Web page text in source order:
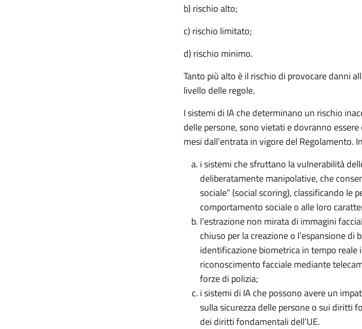
b) rischio alto;
c) rischio limitato;
d) rischio minimo.
Tanto più alto è il rischio di provocare danni
livello delle regole.
I sistemi di IA che determinano un rischio
delle persone, sono vietati e dovranno
mesi dall’entrata in vigore del Regolamento.
i sistemi che sfruttano la vulnerabilità
deliberatamente manipolative, che
sociale” (social scoring), classificando le
comportamento sociale o alle loro
l’estrazione non mirata di immagini
chiuso per la creazione o l’espansione di
identificazione biometrica in tempo reale
riconoscimento facciale mediante
forze di polizia;
i sistemi di IA che possono avere un
sulla sicurezza delle persone o sui diritti
dei diritti fondamentali dell’UE.